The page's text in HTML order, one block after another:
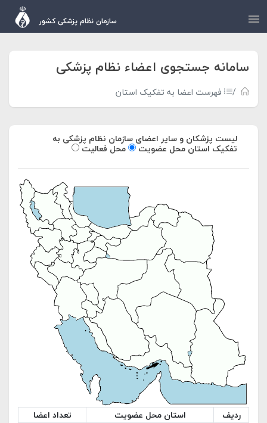
سازمان نظام پزشکی کشور
سامانه جستجوی اعضاء نظام پزشکی
فهرست اعضا به تفکیک استان
لیست پزشکان و سایر اعضای سازمان نظام پزشکی به
تفکیک استانمحل عضویت محل فعالیت
ردیف استان محل عضویت
تعداد اعضا